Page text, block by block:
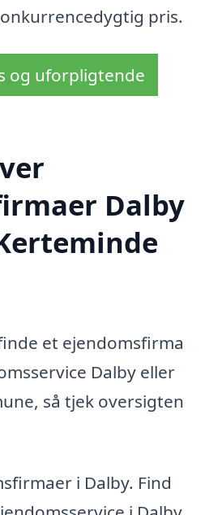
pris.
og uforpligtende
Dalby
et ejendomsfirma
Dalby eller
så tjek oversigten
i Dalby. Find